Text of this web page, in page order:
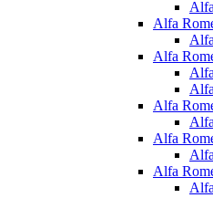
Alfa
Alfa
Alfa
Alfa
Alfa